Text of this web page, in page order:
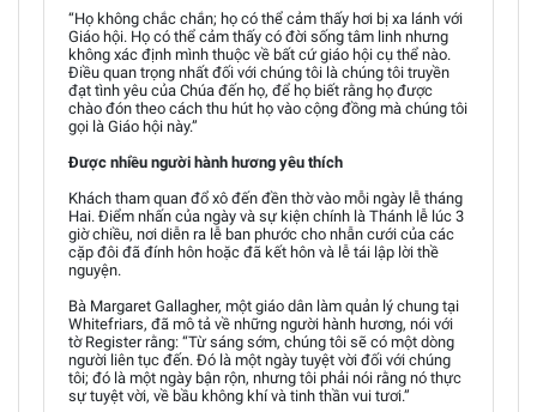
“Họ không chắc chắn; họ có thể cảm thấy hơi bị xa lánh với
Giáo hội. Họ có thể cảm thấy có đời sống tâm linh nhưng
không xác định mình thuộc về bất cứ giáo hội cụ thể nào.
Điều quan trọng nhất đối với chúng tôi là chúng tôi truyền
đạt tình yêu của Chúa đến họ, để họ biết rằng họ được
chào đón theo cách thu hút họ vào cộng đồng mà chúng tôi
gọi là Giáo hội này.”
Được nhiều người hành hương yêu thích
Khách tham quan đổ xô đến đền thờ vào mỗi ngày lễ tháng
Hai. Điểm nhấn của ngày và sự kiện chính là Thánh lễ lúc 3
giờ chiều, nơi diễn ra lễ ban phước cho nhẫn cưới của các
cặp đôi đã đính hôn hoặc đã kết hôn và lễ tái lập lời thề
nguyện.
Bà Margaret Gallagher, một giáo dân làm quản lý chung tại
Whitefriars, đã mô tả về những người hành hương, nói với
tờ Register rằng: “Từ sáng sớm, chúng tôi sẽ có một dòng
người liên tục đến. Đó là một ngày tuyệt vời đối với chúng
tôi; đó là một ngày bận rộn, nhưng tôi phải nói rằng nó thực
sự tuyệt vời, về bầu không khí và tinh thần vui tươi.”